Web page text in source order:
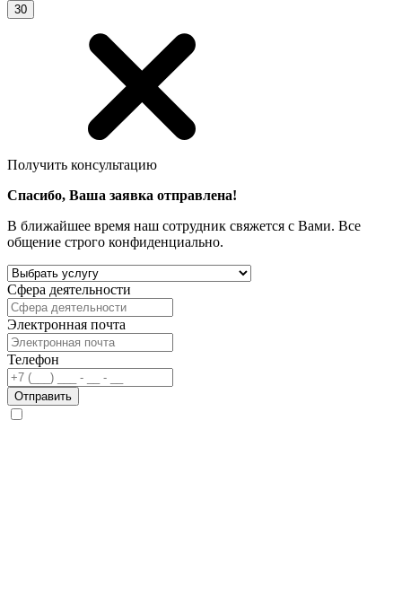
30
Получить консультацию
Спасибо, Ваша заявка отправлена!
В ближайшее время наш сотрудник свяжется с Вами. Все
общение строго конфиденциально.
Сфера деятельности
Электронная почта
Телефон
Отправить